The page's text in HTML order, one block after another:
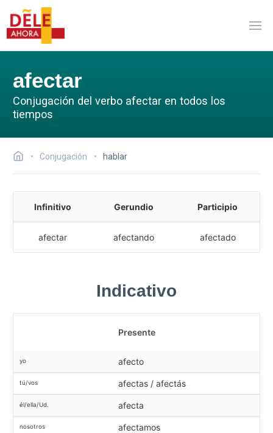
afectar
Conjugación del verbo afectar en todos los
tiempos
Conjugación hablar
Infinitivo Gerundio Participio
afectar afectando afectado
Indicativo
Presente
yo afecto
tú/vos afectas / afectás
él/ella/Ud. afecta
nosotros afectamos